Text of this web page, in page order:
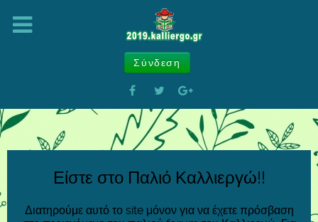
Σύνδεση
Είστε στο Παλιό Καλλιεργώ!!
Διατηρούμε αυτό το site μόνον για να έχετε πρόσβαση